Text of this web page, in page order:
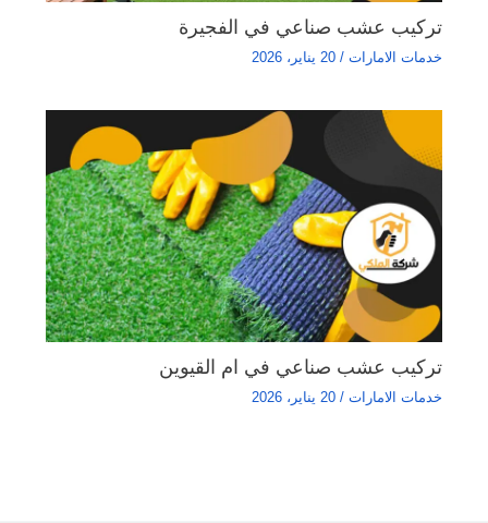
تركيب عشب صناعي في الفجيرة
خدمات الامارات/ 20 يناير، 2026
تركيب عشب صناعي في ام القيوين
خدمات الامارات/ 20 يناير، 2026